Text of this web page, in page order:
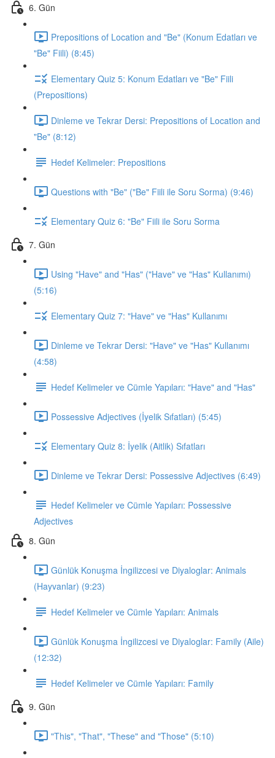
6. Gün
Prepositions of Location and "Be" (Konum Edatları ve
"Be" Fiili) (8:45)
Elementary Quiz 5: Konum Edatları ve "Be" Fiili
(Prepositions)
Dinleme ve Tekrar Dersi: Prepositions of Location and
"Be" (8:12)
Hedef Kelimeler: Prepositions
Questions with "Be" ("Be" Fiili ile Soru Sorma) (9:46)
Elementary Quiz 6: "Be" Fiili ile Soru Sorma
7. Gün
Using "Have" and "Has" ("Have" ve "Has" Kullanımı)
(5:16)
Elementary Quiz 7: "Have" ve "Has" Kullanımı
Dinleme ve Tekrar Dersi: "Have" ve "Has" Kullanımı
(4:58)
Hedef Kelimeler ve Cümle Yapıları: "Have" and "Has"
Possessive Adjectives (İyelik Sıfatları) (5:45)
Elementary Quiz 8: İyelik (Aitlik) Sıfatları
Dinleme ve Tekrar Dersi: Possessive Adjectives (6:49)
Hedef Kelimeler ve Cümle Yapıları: Possessive
Adjectives
8. Gün
Günlük Konuşma İngilizcesi ve Diyaloglar: Animals
(Hayvanlar) (9:23)
Hedef Kelimeler ve Cümle Yapıları: Animals
Günlük Konuşma İngilizcesi ve Diyaloglar: Family (Aile)
(12:32)
Hedef Kelimeler ve Cümle Yapıları: Family
9. Gün
"This", "That", "These" and "Those" (5:10)